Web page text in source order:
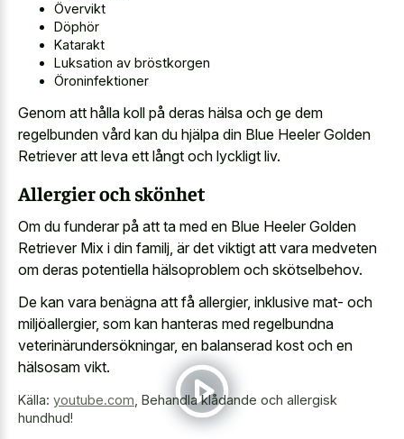
Övervikt
Döphör
Katarakt
Luksation av bröstkorgen
Öroninfektioner
Genom att hålla koll på deras hälsa och ge dem
regelbunden vård kan du hjälpa din Blue Heeler Golden
Retriever att leva ett långt och lyckligt liv.
Allergier och skönhet
Om du funderar på att ta med en Blue Heeler Golden
Retriever Mix i din familj, är det viktigt att vara medveten
om deras potentiella hälsoproblem och skötselbehov.
De kan vara benägna att få allergier, inklusive mat- och
miljöallergier, som kan hanteras med regelbundna
veterinärundersökningar, en balanserad kost och en
hälsosam vikt.
Källa: youtube.com, Behandla klådande och allergisk
hundhud!